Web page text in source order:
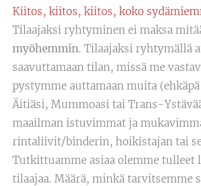
Kiitos, kiitos, kiitos, koko
Tilaajaksi ryhtyminen ei maksa
myöhemmin. Tilaajaksi ryhtymällä
saavuttamaan tilan, missä me
pystymme auttamaan muita
Äitiäsi, Mummoasi tai Trans-
maailman istuvimmat ja
rintaliivit/binderin, hoikistajan tai
Tutkittuamme asiaa olemme tulleet
tilaajaa. Määrä, minkä tarvitsemme